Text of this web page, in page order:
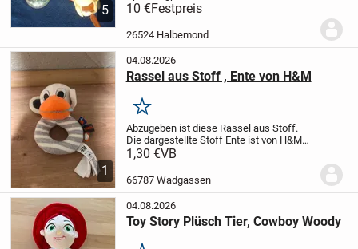
5
Wackel Hund1 Schwimm - Ente
10 €Festpreis
26524 Halbemond
1
04.08.2026
Rassel aus Stoff , Ente von H&M
Merken
Abzugeben ist diese Rassel aus Stoff.
Die dargestellte Stoff Ente ist von H&M
und wurde nie benutzt.
Beschädigungen oder Risse.
Nichtraucher Haushalt
1,30 €VB
66787 Wadgassen
04.08.2026
Toy Story Plüsch Tier, Cowboy Woody